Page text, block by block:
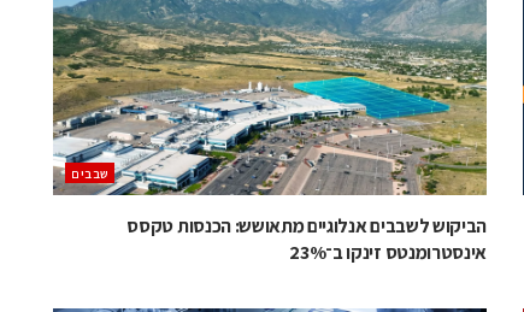
‫שבבים‬
הביקוש לשבבים אנלוגיים מתאושש: הכנסות טקסס
אינסטרומנטס זינקו ב־23%